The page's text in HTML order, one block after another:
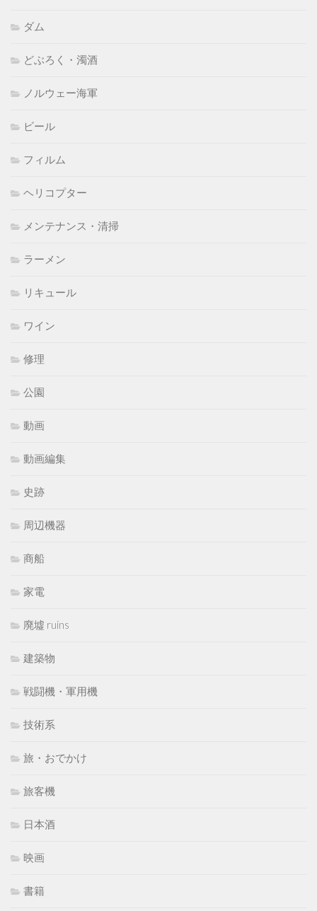
ダム
どぶろく・濁酒
ノルウェー海軍
ビール
フィルム
ヘリコプター
メンテナンス・清掃
ラーメン
リキュール
ワイン
修理
公園
動画
動画編集
史跡
周辺機器
商船
家電
廃墟 ruins
建築物
戦闘機・軍用機
技術系
旅・おでかけ
旅客機
日本酒
映画
書籍